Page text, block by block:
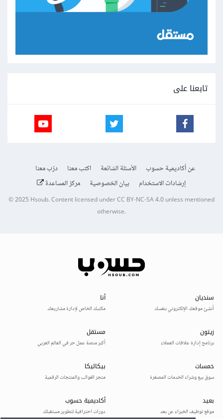
تابعنا على
عن أكاديمية حسوب الأسئلة الشائعة اكتب معنا
درّب معنا
إرشادات الاستخدام
بيان الخصوصية مركز المساعدة
© 2025Hsoub.Content licensed underCC BY-NC-SA 4.0unless mentioned
otherwise.